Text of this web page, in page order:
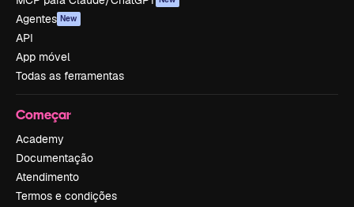
Agentes New
API
App móvel
Todas as ferramentas
Começar
Academy
Documentação
Atendimento
Termos e condições